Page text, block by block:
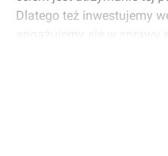
Dlatego też inwestujemy
angażujemy się w sprawy